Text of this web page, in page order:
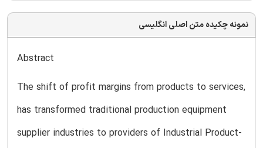
نمونه چکیده متن اصلی انگلیسی
Abstract
The shift of profit margins from products to services,
has transformed traditional production equipment
supplier industries to providers of Industrial Product-